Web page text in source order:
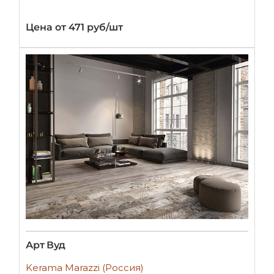
Цена от 471 руб/шт
Арт Вуд
Kerama Marazzi (Россия)